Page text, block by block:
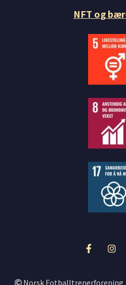
NFT og
Norsk